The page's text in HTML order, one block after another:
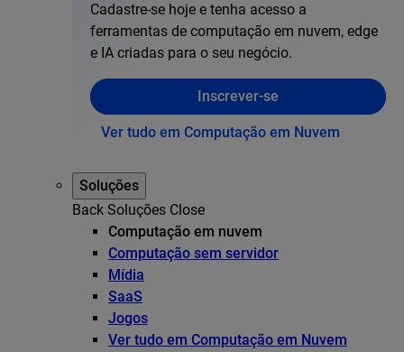
Cadastre-se hoje e tenha acesso a
ferramentas de computação em nuvem, edge
e IA criadas para o seu negócio.
Inscrever-se
Ver tudo em Computação em Nuvem
Soluções
Back Soluções Close
Computação em nuvem
Computação sem servidor
Mídia
SaaS
Jogos
Ver tudo em Computação em Nuvem